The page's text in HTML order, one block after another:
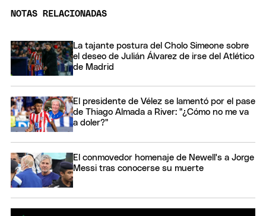
NOTAS RELACIONADAS
La tajante postura del Cholo Simeone sobre
el deseo de Julián Álvarez de irse del Atlético
de Madrid
El presidente de Vélez se lamentó por el pase
de Thiago Almada a River: "¿Cómo no me va
a doler?"
El conmovedor homenaje de Newell's a Jorge
Messi tras conocerse su muerte